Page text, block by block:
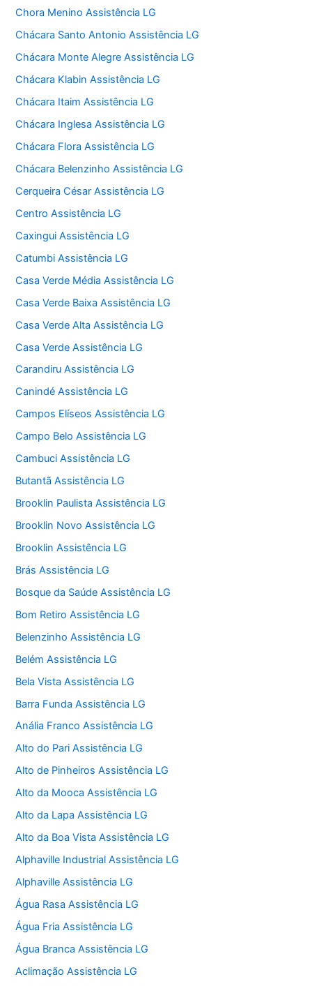
Chora Menino Assistência LG
Chácara Santo Antonio Assistência LG
Chácara Monte Alegre Assistência LG
Chácara Klabin Assistência LG
Chácara Itaim Assistência LG
Chácara Inglesa Assistência LG
Chácara Flora Assistência LG
Chácara Belenzinho Assistência LG
Cerqueira César Assistência LG
Centro Assistência LG
Caxingui Assistência LG
Catumbi Assistência LG
Casa Verde Média Assistência LG
Casa Verde Baixa Assistência LG
Casa Verde Alta Assistência LG
Casa Verde Assistência LG
Carandiru Assistência LG
Canindé Assistência LG
Campos Elíseos Assistência LG
Campo Belo Assistência LG
Cambuci Assistência LG
Butantã Assistência LG
Brooklin Paulista Assistência LG
Brooklin Novo Assistência LG
Brooklin Assistência LG
Brás Assistência LG
Bosque da Saúde Assistência LG
Bom Retiro Assistência LG
Belenzinho Assistência LG
Belém Assistência LG
Bela Vista Assistência LG
Barra Funda Assistência LG
Anália Franco Assistência LG
Alto do Pari Assistência LG
Alto de Pinheiros Assistência LG
Alto da Mooca Assistência LG
Alto da Lapa Assistência LG
Alto da Boa Vista Assistência LG
Alphaville Industrial Assistência LG
Alphaville Assistência LG
Água Rasa Assistência LG
Água Fria Assistência LG
Água Branca Assistência LG
Aclimação Assistência LG